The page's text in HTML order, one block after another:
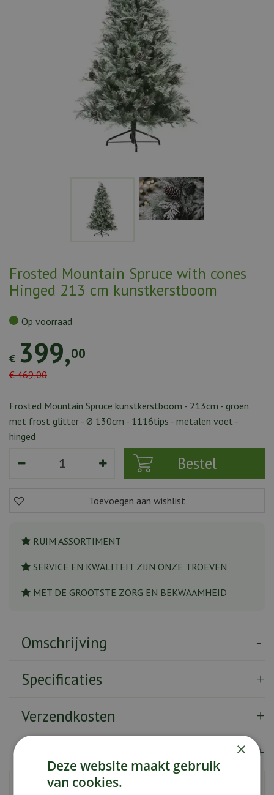
Frosted Mountain Spruce with cones
Hinged 213 cm kunstkerstboom
€ 469,00
€ 399,00
Op voorraad
Frosted Mountain Spruce kunstkerstboom - 213cm - groen
met frost glitter - Ø 130cm - 1116tips - metalen voet -
hinged
RUIM ASSORTIMENT
SERVICE EN KWALITEIT ZIJN ONZE TROEVEN
MET DE GROOTSTE ZORG EN BEKWAAMHEID
Omschrijving
Specificaties
Verzendkosten
Frosted Mountain Spruce
×
Deze website maakt gebruik
van cookies.